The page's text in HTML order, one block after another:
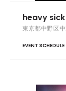
heavy sick
東京都中野区
EVENT SCHEDULE